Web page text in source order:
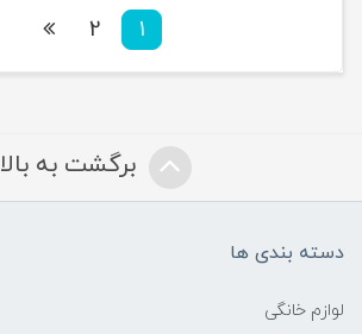
1
2
برگشت به بالا
دسته بندی ها
لوازم خانگی